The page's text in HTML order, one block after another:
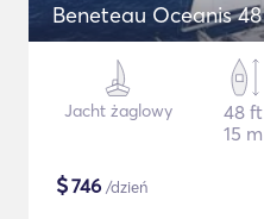
Beneteau Oceanis 48
Jacht żaglowy
48 ft
15 m
$746 /dzień